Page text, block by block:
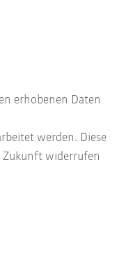
erhobenen Daten
werden. Diese
widerrufen